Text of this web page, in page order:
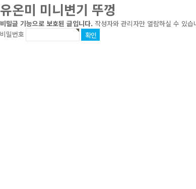
유온미 미니변기 뚜껑
비밀글 기능으로 보호된 글입니다. 작성자와 관리자만 열람하실 수 있
비밀번호